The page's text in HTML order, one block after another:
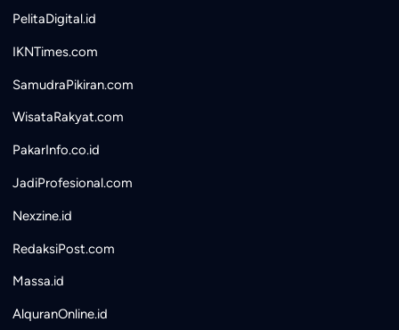
PelitaDigital.id
IKNTimes.com
SamudraPikiran.com
WisataRakyat.com
PakarInfo.co.id
JadiProfesional.com
Nexzine.id
RedaksiPost.com
Massa.id
AlquranOnline.id